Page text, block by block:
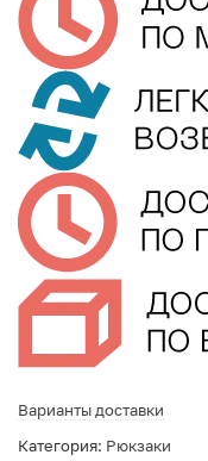
Варианты доставки
Категория: Рюкзаки